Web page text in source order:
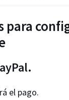
para
el pago.